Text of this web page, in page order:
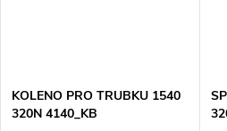
KOLENO PRO TRUBKU 1540
320N 4140_KB